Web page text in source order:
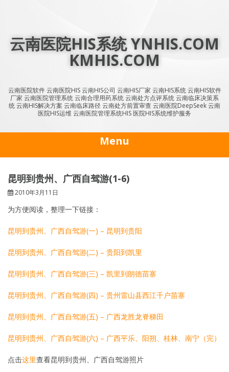
云南医院HIS系统 YNHIS.COM
KMHIS.COM
云南医院软件 云南医院HIS 云南HIS公司 云南HIS厂家 云南HIS系统 云南HIS软件
厂家 云南医院管理系统 云南合理用药系统 云南处方点评系统 云南临床决策系
统 云南HIS解决方案 云南临床路径 云南处方前置审查 云南医院DeepSeek 云南
医院HIS运维 云南医院管理系统HIS 医院HIS系统维护服务
Menu
昆明到贵州、广西自驾游(1-6)
2010年3月11日
为方便阅读，整理一下链接：
昆明到贵州、广西自驾游(一) – 昆明到贵阳
昆明到贵州、广西自驾游(二) – 贵阳到凯里
昆明到贵州、广西自驾游(三) – 凯里到朗德苗寨
昆明到贵州、广西自驾游(四) – 贵州雷山县西江千户苗寨
昆明到贵州、广西自驾游(五) – 广西龙胜龙脊梯田
昆明到贵州、广西自驾游(六) – 广西平乐、阳朔、桂林、南宁（完）
点击这里查看昆明到贵州、广西自驾游照片